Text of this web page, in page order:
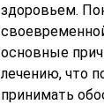
здоровьем.
основные
лечению, что
принимать